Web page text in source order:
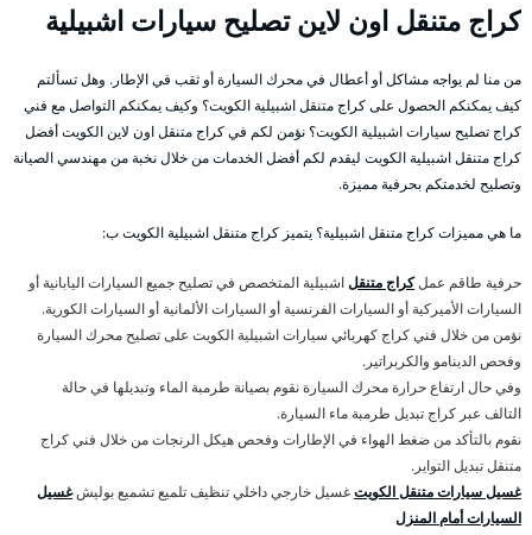
كراج متنقل اون لاين تصليح سيارات اشبيلية
من منا لم يواجه مشاكل أو أعطال في محرك السيارة أو ثقب في الإطار. وهل تسألتم
كيف يمكنكم الحصول على كراج متنقل اشبيلية الكويت؟ وكيف يمكنكم التواصل مع فني
كراج تصليح سيارات اشبيلية الكويت؟ نؤمن لكم في كراج متنقل اون لاين الكويت أفضل
كراج متنقل اشبيلية الكويت ليقدم لكم أفضل الخدمات من خلال نخبة من مهندسي الصيانة
وتصليح لخدمتكم بحرفية مميزة.
ما هي مميزات كراج متنقل اشبيلية؟ يتميز كراج متنقل اشبيلية الكويت ب:
حرفية طاقم عملكراج متنقلاشبيلية المتخصص في تصليح جميع السيارات اليابانية أو
السيارات الأميركية أو السيارات الفرنسية أو السيارات الألمانية أو السيارات الكورية.
نؤمن من خلال فني كراج كهربائي سيارات اشبيلية الكويت على تصليح محرك السيارة
وفحص الدينامو والكربراتير.
وفي حال ارتفاع حرارة محرك السيارة نقوم بصيانة طرمبة الماء وتبديلها في حالة
التالف عبر كراج تبديل طرمبة ماء السيارة.
نقوم بالتأكد من ضغط الهواء في الإطارات وفحص هيكل الرنجات من خلال فني كراج
متنقل تبديل التواير.
غسيل سيارات متنقل الكويتغسيل خارجي داخلي تنظيف تلميع تشميع بوليشغسيل
السيارات أمام المنزل